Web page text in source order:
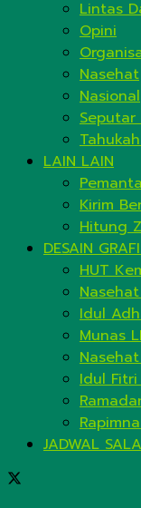
Lintas
Opini
Nasehat
Nasional
Seputar
LAIN LAIN
Kirim
Hitung
DESAIN
HUT
Idul
Munas
Idul
JADWAL